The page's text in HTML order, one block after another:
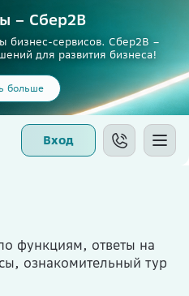
– Сбер2B
бизнес-сервисов. Сбер2В –
для развития бизнеса!
больше
Вход
функциям, ответы на
ознакомительный тур